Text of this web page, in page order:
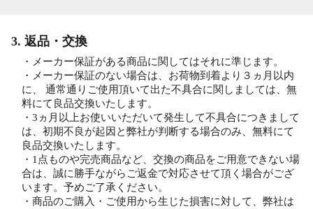
3. 返品・交換
・メーカー保証がある商品に関してはそれに準じます。
・メーカー保証のない場合は、お荷物到着より３ヵ月以内
に、 通常通りご使用頂いて出た不具合に関しましては、無
料にて良品交換いたします。
・3ヵ月以上お使いいただいて発生して不具合につきまして
は、初期不良が起因と弊社が判断する場合のみ、無料にて
良品交換いたします。
・1点ものや完売商品など、交換の商品をご用意できない場
合は、誠に勝手ながらご返金で対応させて頂く場合がござ
います。予めご了承ください。
・商品のご購入・ご使用から生じた損害に対して、弊社は